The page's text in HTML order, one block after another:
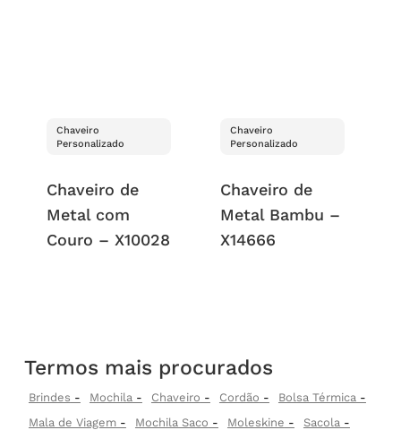
Chaveiro
Personalizado
Chaveiro de
Metal com
Couro – X10028
Chaveiro
Personalizado
Chaveiro de
Metal Bambu –
X14666
Termos mais procurados
Brindes Mochila Chaveiro Cordão
Bolsa Térmica
Mala de Viagem
Mochila Saco Moleskine
Sacola